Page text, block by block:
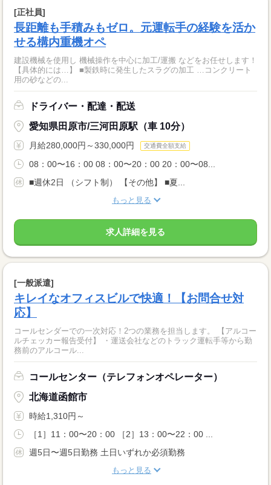
[正社員]
長距離も手積みもゼロ。元運転手の経験を活か
せる構内重機オペ
建設機械を使用し 機械操作を中心に加工/運搬 などをお任せします！
【具体的には…】 ■製鉄時に発生したスラグの加工 …コンクリート
用の砂などの...
ドライバー・配達・配送
愛知県田原市/三河田原駅（車 10分）
月給280,000円～330,000円 交通費全額支給
08：00〜16：00 08：00〜20：00 20：00〜08...
■週休2日 （シフト制） 【その他】 ■夏...
もっと見る
求人詳細を見る
[一般派遣]
キレイなオフィスビルで快適！【お問合せ対
応】
コールセンダーでの一次対応！2つの業務を担当します。 【アルコー
ルチェッカー報告受付】 ・運送会社などのトラック運転手等から勤
務前のアルコール...
コールセンター（テレフォンオペレーター）
北海道函館市
時給1,310円～
［1］11：00〜20：00 ［2］13：00〜22：00 ...
週5日〜週5日勤務 土日いずれか必須勤務
もっと見る